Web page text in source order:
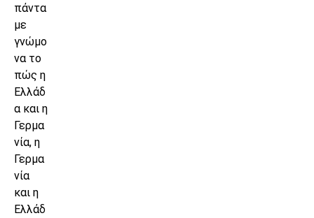
πάντα
με
γνώμο
να το
πώς η
Ελλάδ
α και η
Γερμα
νία, η
Γερμα
νία
και η
Ελλάδ